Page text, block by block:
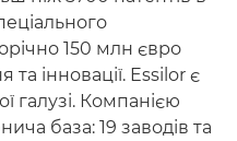
150 млн євро
та інновації. Essilor є
галузі. Компанією
база: 19 заводів та